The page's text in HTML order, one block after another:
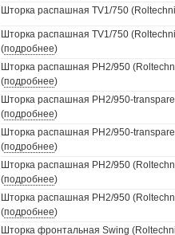
Шторка распашная TV1/750
Шторка распашная TV1/750
(подробнее)
Шторка распашная PH2/950
(подробнее)
Шторка распашная PH2/950-
(подробнее)
Шторка распашная PH2/950-
(подробнее)
Шторка распашная PH2/950
(подробнее)
Шторка распашная PH2/950
(подробнее)
Шторка фронтальная Swing